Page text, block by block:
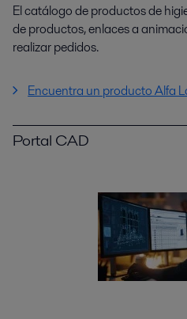
El catálogo de productos de
de productos, enlaces a
realizar pedidos.
Encuentra un producto Alfa
Portal CAD